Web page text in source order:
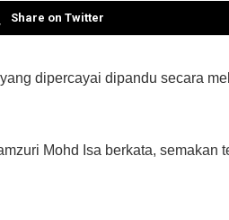
Share on Twitter
dipercayai dipandu secara
Mohd Isa berkata, semakan